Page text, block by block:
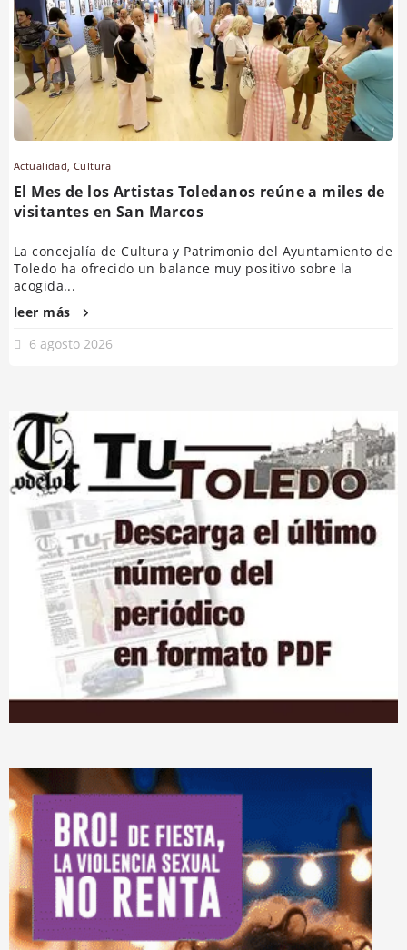
Actualidad,Cultura
El Mes de los Artistas Toledanos reúne a miles de
visitantes en San Marcos
La concejalía de Cultura y Patrimonio del Ayuntamiento de
Toledo ha ofrecido un balance muy positivo sobre la
acogida...
leer más
6 agosto 2026